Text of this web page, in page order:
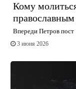
Кому
православным
Впереди Петров пост
3 июня 2026